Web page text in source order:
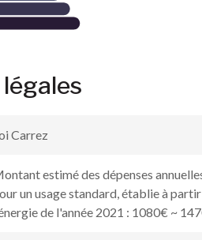
Carrez
estimé des dépenses
un usage standard, établie à
de l'année 2021 : 1080€ ~